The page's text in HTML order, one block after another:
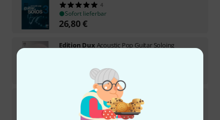
4
Sofort lieferbar
26,80€
Edition Dux Acoustic Pop Guitar Soloing
Edition DuxJazz Club Bass
3
Sofort lieferbar